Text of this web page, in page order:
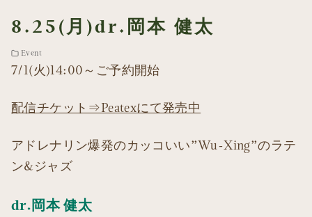
8.25(月)dr.岡本 健太
Event
7/1(火)14:00～ご予約開始
配信チケット⇒Peatexにて発売中
アドレナリン爆発のカッコいい”Wu-Xing”のラテ
ン&ジャズ
dr.岡本 健太